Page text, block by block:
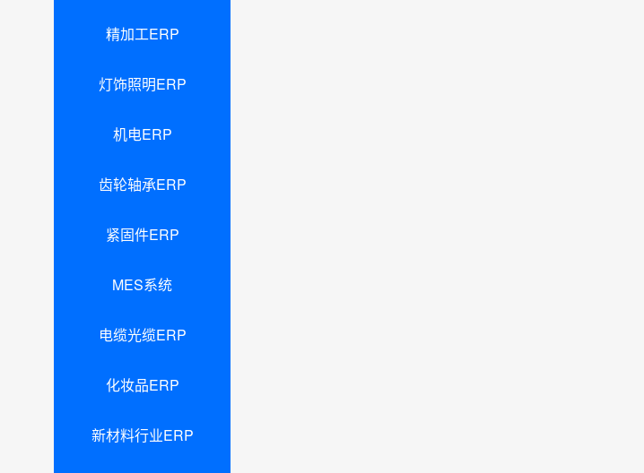
精加工ERP
灯饰照明ERP
机电ERP
齿轮轴承ERP
紧固件ERP
MES系统
电缆光缆ERP
化妆品ERP
新材料行业ERP